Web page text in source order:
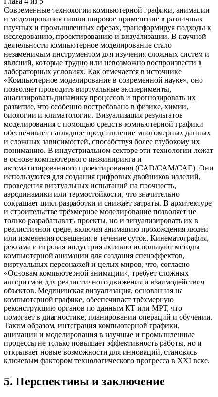
Современные технологии компьютерной графики, анимации
и моделирования нашли широкое применение в различных
научных и промышленных сферах, трансформируя подходы к
исследованию, проектированию и визуализации. В научной
деятельности компьютерное моделирование стало
незаменимым инструментом для изучения сложных систем и
явлений, которые трудно или невозможно воспроизвести в
лабораторных условиях. Как отмечается в источнике
«Компьютерное моделирование в современной науке», оно
позволяет проводить виртуальные эксперименты,
анализировать динамику процессов и прогнозировать их
развитие, что особенно востребовано в физике, химии,
биологии и климатологии. Визуализация результатов
моделирования с помощью средств компьютерной графики
обеспечивает наглядное представление многомерных данных
и сложных зависимостей, способствуя более глубокому их
пониманию. В индустриальном секторе эти технологии лежат
в основе компьютерного инжиниринга и
автоматизированного проектирования (CAD/CAM/CAE). Они
используются для создания цифровых двойников изделий,
проведения виртуальных испытаний на прочность,
аэродинамики или термостойкости, что значительно
сокращает цикл разработки и снижает затраты. В архитектуре
и строительстве трёхмерное моделирование позволяет не
только разрабатывать проекты, но и визуализировать их в
реалистичной среде, включая анимацию прохождения людей
или изменения освещения в течение суток. Кинематография,
реклама и игровая индустрия активно используют методы
компьютерной анимации для создания спецэффектов,
виртуальных персонажей и целых миров, что, согласно
«Основам компьютерной анимации», требует сложных
алгоритмов для реалистичного движения и взаимодействия
объектов. Медицинская визуализация, основанная на
компьютерной графике, обеспечивает трёхмерную
реконструкцию органов по данным КТ или МРТ, что
помогает в диагностике, планировании операций и обучении.
Таким образом, интеграция компьютерной графики,
анимации и моделирования в научные и промышленные
процессы не только повышает эффективность работы, но и
открывает новые возможности для инноваций, становясь
ключевым фактором технологического прогресса в XXI веке.
5. Перспективы и заключение